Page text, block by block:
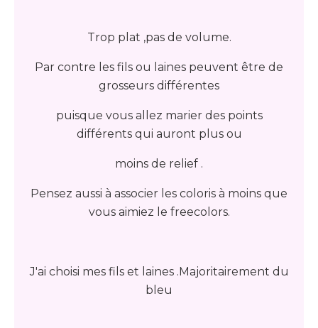
Trop plat ,pas de volume.
Par contre les fils ou laines peuvent être de
grosseurs différentes
puisque vous allez marier des points
différents qui auront plus ou
moins de relief .
Pensez aussi à associer les coloris à moins que
vous aimiez le freecolors.
J'ai choisi mes fils et laines .Majoritairement du
bleu